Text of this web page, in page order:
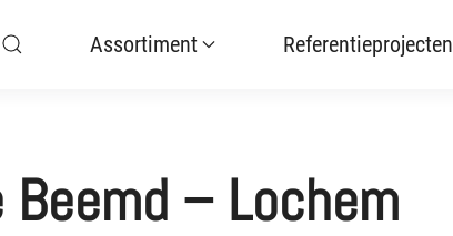
Assortiment Referentieprojecten
Beemd – Lochem